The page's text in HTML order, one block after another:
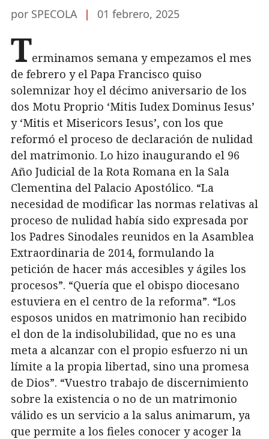
por SPECOLA | 01 febrero, 2025
Terminamos semana y empezamos el mes
de febrero y el Papa Francisco quiso
solemnizar hoy el décimo aniversario de los
dos Motu Proprio ‘Mitis Iudex Dominus Iesus’
y ‘Mitis et Misericors Iesus’, con los que
reformó el proceso de declaración de nulidad
del matrimonio. Lo hizo inaugurando el 96
Año Judicial de la Rota Romana en la Sala
Clementina del Palacio Apostólico. “La
necesidad de modificar las normas relativas al
proceso de nulidad había sido expresada por
los Padres Sinodales reunidos en la Asamblea
Extraordinaria de 2014, formulando la
petición de hacer más accesibles y ágiles los
procesos”. “Quería que el obispo diocesano
estuviera en el centro de la reforma”. “Los
esposos unidos en matrimonio han recibido
el don de la indisolubilidad, que no es una
meta a alcanzar con el propio esfuerzo ni un
límite a la propia libertad, sino una promesa
de Dios”. “Vuestro trabajo de discernimiento
sobre la existencia o no de un matrimonio
válido es un servicio a la salus animarum, ya
que permite a los fieles conocer y acoger la